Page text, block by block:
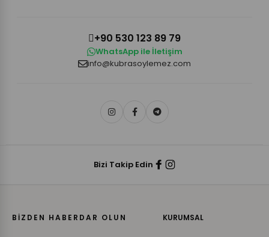
+90 530 123 89 79
WhatsApp ile İletişim
info@kubrasoylemez.com
Bizi Takip Edin
BİZDEN HABERDAR OLUN KURUMSAL